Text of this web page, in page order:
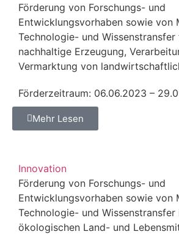
Förderung von Forschungs- und
Entwicklungsvorhaben sowie von
Technologie- und Wissenstransfer
nachhaltige Erzeugung,
Vermarktung von
Förderzeitraum: 06.06.2023 –
Mehr Lesen
Innovation
Förderung von Forschungs- und
Entwicklungsvorhaben sowie von
Technologie- und Wissenstransfer
ökologischen Land- und